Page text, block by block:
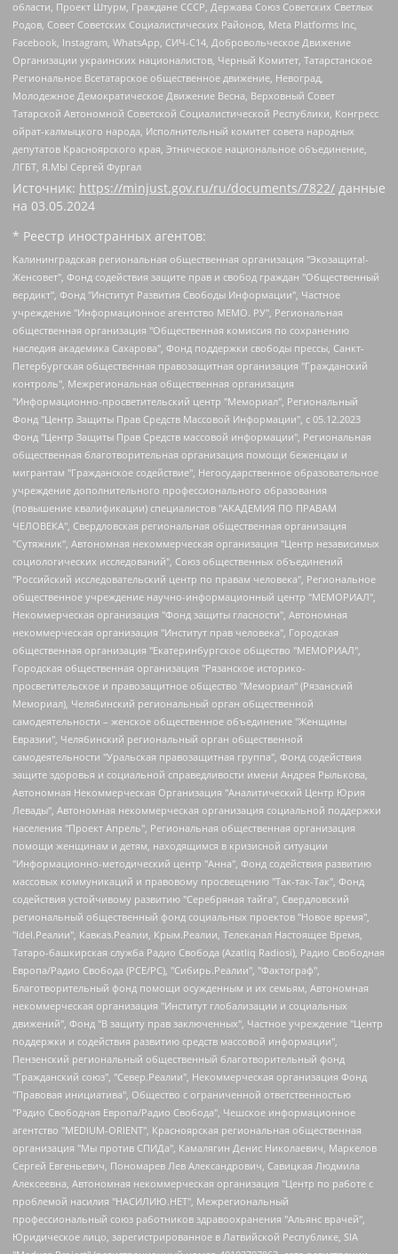
области, Проект Штурм, Граждане СССР, Держава Союз Советских Светлых
Родов, Совет Советских Социалистических Районов, Meta Platforms Inc,
Facebook, Instagram, WhatsApp, СИЧ-С14, Добровольческое Движение
Организации украинских националистов, Черный Комитет, Татарстанское
Региональное Всетатарское общественное движение, Невоград,
Молодежное Демократическое Движение Весна, Верховный Совет
Татарской Автономной Советской Социалистической Республики, Конгресс
ойрат-калмыцкого народа, Исполнительный комитет совета народных
депутатов Красноярского края, Этническое национальное объединение,
ЛГБТ, Я.МЫ Сергей Фургал
Источник: https://minjust.gov.ru/ru/documents/7822/ данные
на 03.05.2024
* Реестр иностранных агентов:
Калининградская региональная общественная организация "Экозащита!-Женсовет", Фонд содействия защите прав и свобод граждан "Общественный вердикт", Фонд "Институт Развития Свободы Информации", Частное учреждение "Информационное агентство МЕМО. РУ", Региональная общественная организация "Общественная комиссия по сохранению наследия академика Сахарова", Фонд поддержки свободы прессы, Санкт-Петербургская общественная правозащитная организация "Гражданский контроль", Межрегиональная общественная организация "Информационно-просветительский центр "Мемориал", Региональный Фонд "Центр Защиты Прав Средств Массовой Информации", с 05.12.2023 Фонд "Центр Защиты Прав Средств массовой информации", Региональная общественная благотворительная организация помощи беженцам и мигрантам "Гражданское содействие", Негосударственное образовательное учреждение дополнительного профессионального образования (повышение квалификации) специалистов "АКАДЕМИЯ ПО ПРАВАМ ЧЕЛОВЕКА", Свердловская региональная общественная организация "Сутяжник", Автономная некоммерческая организация "Центр независимых социологических исследований", Союз общественных объединений "Российский исследовательский центр по правам человека", Региональное общественное учреждение научно-информационный центр "МЕМОРИАЛ", Некоммерческая организация "Фонд защиты гласности", Автономная некоммерческая организация "Институт прав человека", Городская общественная организация "Екатеринбургское общество "МЕМОРИАЛ", Городская общественная организация "Рязанское историко-просветительское и правозащитное общество "Мемориал" (Рязанский Мемориал), Челябинский региональный орган общественной самодеятельности – женское общественное объединение "Женщины Евразии", Челябинский региональный орган общественной самодеятельности "Уральская правозащитная группа", Фонд содействия защите здоровья и социальной справедливости имени Андрея Рылькова, Автономная Некоммерческая Организация "Аналитический Центр Юрия Левады", Автономная некоммерческая организация социальной поддержки населения "Проект Апрель", Региональная общественная организация помощи женщинам и детям, находящимся в кризисной ситуации "Информационно-методический центр "Анна", Фонд содействия развитию массовых коммуникаций и правовому просвещению "Так-так-Так", Фонд содействия устойчивому развитию "Серебряная тайга", Свердловский региональный общественный фонд социальных проектов "Новое время", "Idel.Реалии", Кавказ.Реалии, Крым.Реалии, Телеканал Настоящее Время, Татаро-башкирская служба Радио Свобода (Azatliq Radiosi), Радио Свободная Европа/Радио Свобода (PCE/PC), "Сибирь.Реалии", "Фактограф", Благотворительный фонд помощи осужденным и их семьям, Автономная некоммерческая организация "Институт глобализации и социальных движений", Фонд "В защиту прав заключенных", Частное учреждение "Центр поддержки и содействия развитию средств массовой информации", Пензенский региональный общественный благотворительный фонд "Гражданский союз", "Север.Реалии", Некоммерческая организация Фонд "Правовая инициатива", Общество с ограниченной ответственностью "Радио Свободная Европа/Радио Свобода", Чешское информационное агентство "MEDIUM-ORIENT", Красноярская региональная общественная организация "Мы против СПИДа", Камалягин Денис Николаевич, Маркелов Сергей Евгеньевич, Пономарев Лев Александрович, Савицкая Людмила Алексеевна, Автономная некоммерческая организация "Центр по работе с проблемой насилия "НАСИЛИЮ.НЕТ", Межрегиональный профессиональный союз работников здравоохранения "Альянс врачей", Юридическое лицо, зарегистрированное в Латвийской Республике, SIA "Medusa Project" (регистрационный номер 40103797863, дата регистрации 10.06.2014), Некоммерческая организация "Фонд по борьбе с коррупцией", Автономная некоммерческая организация "Институт права и публичной политики", Баданин Роман Сергеевич, Гликин Максим Александрович, Железнова Мария Михайловна, Лукьянова Юлия Сергеевна, Маетная Елизавета Витальевна, Маняхин Петр Борисович, Чуракова Ольга Владимировна, Ярош Юлия Петровна, Юридическое лицо "The Insider SIA", зарегистрированное в Риге, Латвийская Республика (дата регистрации 26.06.2015), являющееся администратором доменного имени интернет-издания "The Insider SIA", https://theins.ru, Постернак Алексей Евгеньевич, Рубин Михаил Аркадьевич, Анин Роман Александрович, Юридическое лицо Istories fonds, зарегистрированное в Латвийской Республике (регистрационный номер 50008295751, дата регистрации 24.02.2020), Великовский Дмитрий Александрович, Долинина Ирина Николаевна, Мароховская Алеся Алексеевна, Шлейнов Роман Юрьевич, Шмагун Олеся Валентиновна, Общество с ограниченной ответственностью "Альтаир 2021", Общество с ограниченной ответственностью "Вега 2021", Общество с ограниченной ответственностью "Главный редактор 2021", Общество с ограниченной ответственностью "Ромашки монолит", Важенков Артем Валерьевич, Ивановская областная общественная организация "Центр гендерных исследований", Гурман Юрий Альбертович, Медиапроект "ОВД-Инфо", Егоров Владимир Владимирович, Жилинский Владимир Александрович, Общество с ограниченной ответственностью "ЗП", Иванова София Юрьевна, Карезина Инна Павловна, Кильтау Екатерина Викторовна, Петров Алексей Викторович, Пискунов Сергей Евгеньевич, Смирнов Сергей Сергеевич, Тихонов Михаил Сергеевич, Общество с ограниченной ответственностью "ЖУРНАЛИСТ-ИНОСТРАННЫЙ АГЕНТ", Арапова Галина Юрьевна, Вольтская Татьяна Анатольевна, Американская компания "Mason G.E.S. Anonymous Foundation" (США), являющаяся владельцем интернет-издания https://mnews.world/, Компания "Stichting Bellingcat", зарегистрированная в Нидерландах (дата регистрации 11.07.2018), Захаров Андрей Вячеславович, Клепиковская Екатерина Дмитриевна, Общество с ограниченной ответственностью "МЕМО", Перл Роман Александрович, Симонов Евгений Алексеевич, Соловьева Елена Анатольевна, Сотников Даниил Владимирович, Сурначева Елизавета Дмитриевна, Автономная некоммерческая организация по защите прав человека и информированию населения "Якутия – Наше Мнение", Общество с ограниченной ответственностью "Москоу диджитал медиа", с 26.01.2023 Общество с ограниченной ответственностью "Чайка Белые сады", Ветошкина Валерия Валерьевна, Заговора Максим Александрович, Межрегиональное общественное движение "Российская ЛГБТ - сеть", Оленичев Максим Владимирович, Павлов Иван Юрьевич, Скворцова Елена Сергеевна, Общество с ограниченной ответственностью "Как бы инагент", Кочетков Игорь Викторович, Общество с ограниченной ответственностью "Честные выборы", Еланчик Олег Александрович, Общество с ограниченной ответственностью "Нобелевский призыв", Гималова Регина Эмилевна, Григорьев Андрей Валерьевич, Григорьева Алина Александровна, Ассоциация по содействию защите прав призывников, альтернативнослужащих и военнослужащих "Правозащитная группа "Гражданин.Армия.Право", Хисамова Регина Фаритовна, Автономная некоммерческая организация по реализации социально-правовых программ "Лилит", Дальневосточное общественное движение "Маяк", Санкт-Петербургская ЛГБТ-инициативная группа "Выход", Инициативная группа ЛГБТ+ "Реверс", Алексеев Андрей Викторович, Бекбулатова Таисия Львовна, Беляев Иван Михайлович, Владыкина Елена Сергеевна, Гельман Марат Александрович, Никульшина Вероника Юрьевна, Толоконникова Надежда Андреевна, Шендерович Виктор Анатольевич, Общество с ограниченной ответственностью "Данное сообщение", Общество с ограниченной ответственностью Издательский дом "Новая глава", Айнбиндер Александра Александровна, Московский комьюнити-центр для ЛГБТ+инициатив, Благотворительный фонд развития филантропии, Deutsche Welle (Германия, Kurt-Schumacher-Strasse 3, 53113 Bonn), Борзунова Мария Михайловна, Воробьев Виктор Викторович, Голубева Анна Львовна, Константинова Алла Михайловна, Малкова Ирина Владимировна, Мурадов Мурад Абдулгалимович, Осетинская Елизавета Николаевна, Понасенков Евгений Николаевич, Ганапольский Матвей Юрьевич, Киселев Евгений Алексеевич, Борухович Ирина Григорьевна, Дремин Иван Тимофеевич, Дубровский Дмитрий Викторович, Красноярская региональная общественная организация поддержки и развития альтернативных образовательных технологий и межкультурных коммуникаций "ИНТЕРРА", Маяковская Екатерина Алексеевна, Фейгин Марк Захарович, Филимонов Андрей Викторович, Дзугкоева Регина Николаевна, Доброхотов Роман Александрович, Дудь Юрий Александрович, Елкин Сергей Владимирович, Кругликов Кирилл Игоревич, Сабунаева Мария Леонидовна, Семенов Алексей Владимирович, Шаинян Карен Багратович, Шульман Екатерина Михайловна, Асафьев Артур Валерьевич, Вахштайн Виктор Семенович, Венедиктов Алексей Алексеевич, Лушникова Екатерина Евгеньевна, Волков Леонид Михайлович, Невзоров Александр Глебович, Пархоменко Сергей Борисович, Сироткин Ярослав Николаевич, Кара-Мурза Владимир Владимирович, Баранова Наталья Владимировна, Гозман Леонид Яковлевич, Кагарлицкий Борис Юльевич, Климарев Михаил Валерьевич, Милов Владимир Станиславович, Автономная некоммерческая организация Краснодарский центр современного искусства "Типография", Моргенштерн Алишер Тагирович, Соболь Любовь Эдуардовна, Общество с ограниченной ответственностью "ЛИЗА НОРМ", Каспаров Гарри Кимович, Ходорковский Михаил Борисович, Общество с ограниченной ответственностью "Апрельские тезисы", Данилович Ирина Брониславовна, Кашин Олег Владимирович, Петров Николай Владимирович, Пивоваров Алексей Владимирович, Соколов Михаил Владимирович, Цветкова Юлия Владимировна, Чичваркин Евгений Александрович, Комитет против пыток/Команда против пыток, Общество с ограниченной ответственностью "Первый научный", Общество с ограниченной ответственностью "Вертолет и ко", Белоцерковская Вероника Борисовна, Кац Максим Евгеньевич, Лазарева Татьяна Юрьевна, Шаведдинов Руслан Табризович, Яшин Илья Валерьевич, Общество с ограниченной ответственностью "Иноагент ААВ", Алешковский Дмитрий Петрович, Альбац Евгения Марковна, Быков Дмитрий Львович, Галямина Юлия Евгеньевна, Лойко Сергей Леонидович, Мартынов Кирилл Константинович, Медведев Сергей Александрович, Крашенинников Федор Геннадиевич, Гордеева Катерина Вл